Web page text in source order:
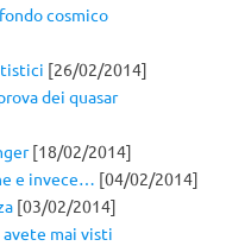
cosmico
[26/02/2014]
dei quasar
[18/02/2014]
e invece… [04/02/2014]
[03/02/2014]
mai visti